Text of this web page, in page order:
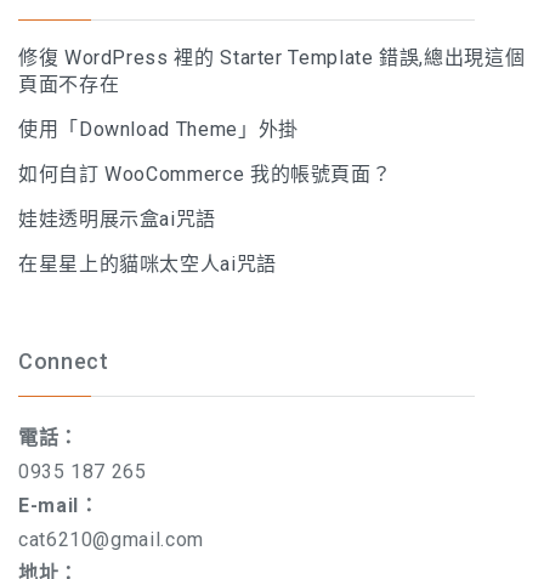
修復 WordPress 裡的 Starter Template 錯誤,總出現這個
頁面不存在
使用「Download Theme」外掛
如何自訂 WooCommerce 我的帳號頁面？
娃娃透明展示盒ai咒語
在星星上的貓咪太空人ai咒語
Connect
電話：
0935 187 265
E-mail：
cat6210@gmail.com
地址：